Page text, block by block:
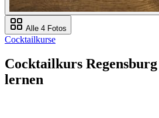
Alle 4 Fotos
Cocktailkurse
Cocktailkurs
lernen